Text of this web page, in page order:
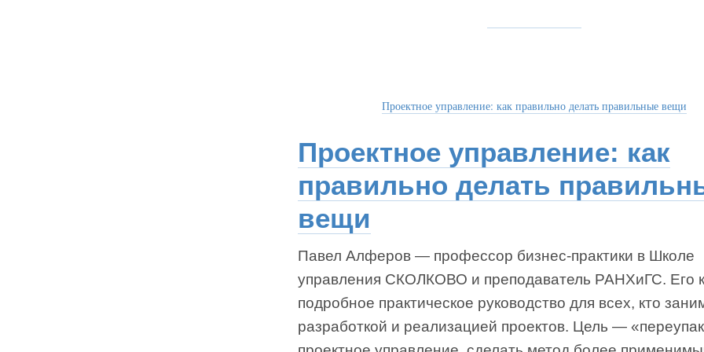
Проектное управление: как правильно делать правильные вещи
Проектное управление: как
правильно делать
вещи
Павел Алферов — профессор бизнес-практики в Школе
управления СКОЛКОВО и преподаватель РАНХиГС. Его
подробное практическое руководство для всех, кто
разработкой и реализацией проектов. Цель —